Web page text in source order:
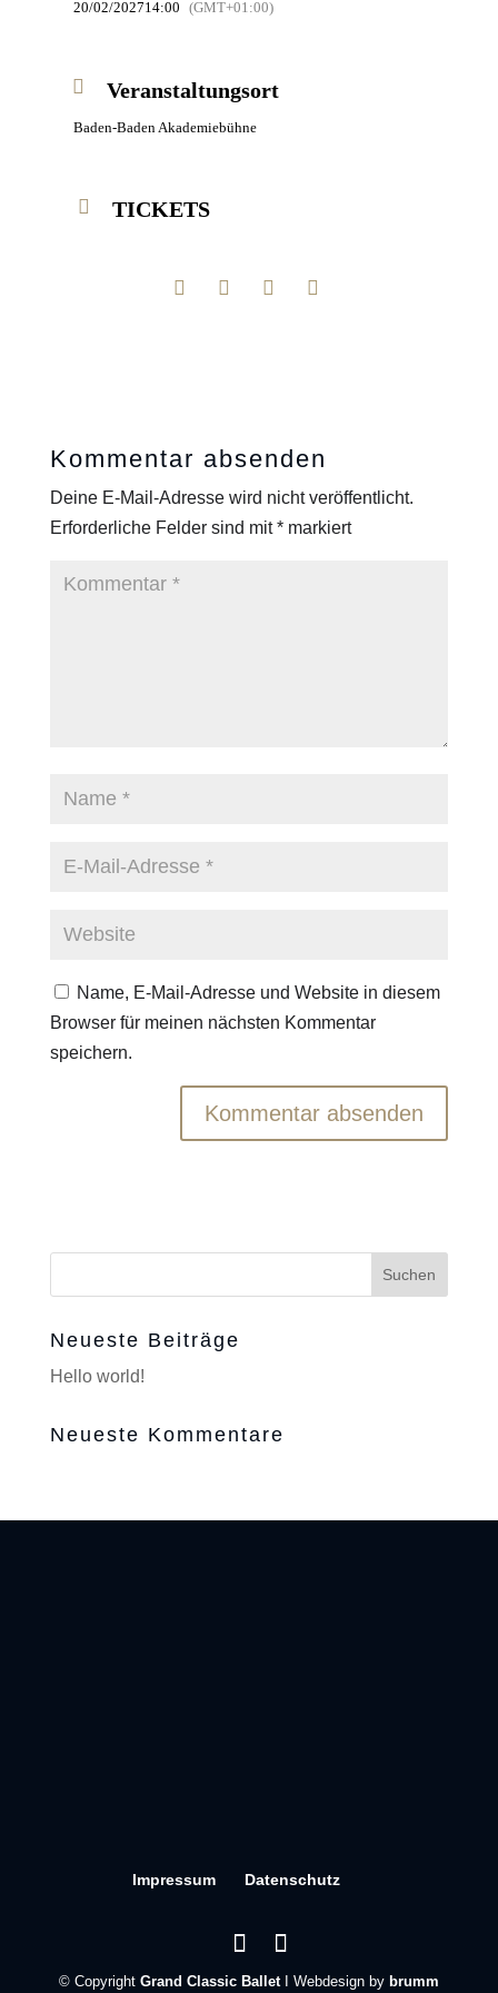
20/02/202714:00 (GMT+01:00)
Veranstaltungsort
Baden-Baden Akademiebühne
TICKETS
Kommentar absenden
Deine E-Mail-Adresse wird nicht veröffentlicht.
Erforderliche Felder sind mit*markiert
Name, E-Mail-Adresse und Website in diesem
Browser für meinen nächsten Kommentar
speichern.
Neueste Beiträge
Hello world!
Neueste Kommentare
Impressum Datenschutz
© Copyright Grand Classic BalletI Webdesign by brumm